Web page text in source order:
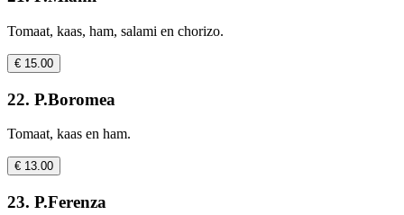
Tomaat, kaas, ham, salami en chorizo.
€ 15.00
22. P.Boromea
Tomaat, kaas en ham.
€ 13.00
23. P.Ferenza